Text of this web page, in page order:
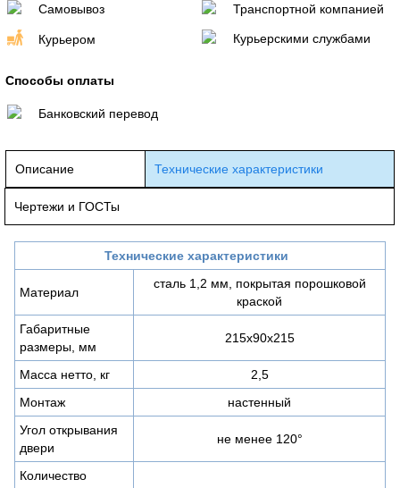
Самовывоз
Курьером
Транспортной компанией
Курьерскими службами
Способы оплаты
Банковский перевод
Описание Технические характеристики
Чертежи и ГОСТы
Технические характеристики
Материал
сталь 1,2 мм, покрытая порошковой
краской
Габаритные
размеры, мм
215х90х215
Масса нетто, кг
2,5
Монтаж
настенный
Угол открывания
двери
не менее 120°
Количество